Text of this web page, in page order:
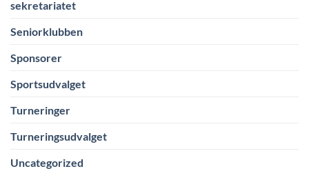
sekretariatet
Seniorklubben
Sponsorer
Sportsudvalget
Turneringer
Turneringsudvalget
Uncategorized